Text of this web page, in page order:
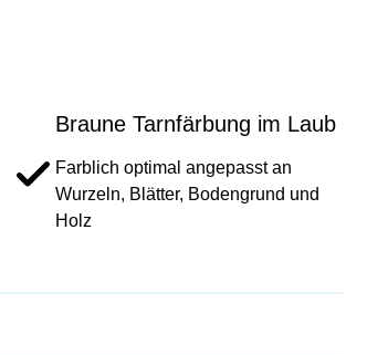
Braune Tarnfärbung im Laub
Farblich optimal angepasst an
Wurzeln, Blätter, Bodengrund und
Holz